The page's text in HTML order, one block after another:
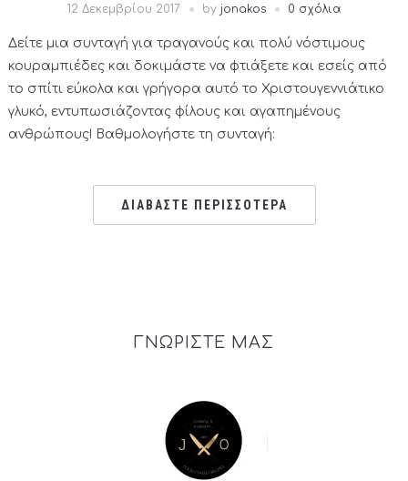
12 Δεκεμβρίου 2017 by jonakos 0 σχόλια
Δείτε μια συνταγή για τραγανούς και πολύ νόστιμους
κουραμπιέδες και δοκιμάστε να φτιάξετε και εσείς από
το σπίτι εύκολα και γρήγορα αυτό το Χριστουγεννιάτικο
γλυκό, εντυπωσιάζοντας φίλους και αγαπημένους
ανθρώπους! Βαθμολογήστε τη συνταγή:
ΔΙΑΒΑΣΤΕ ΠΕΡΙΣΣΟΤΕΡΑ
ΓΝΩΡΙΣΤΕ ΜΑΣ